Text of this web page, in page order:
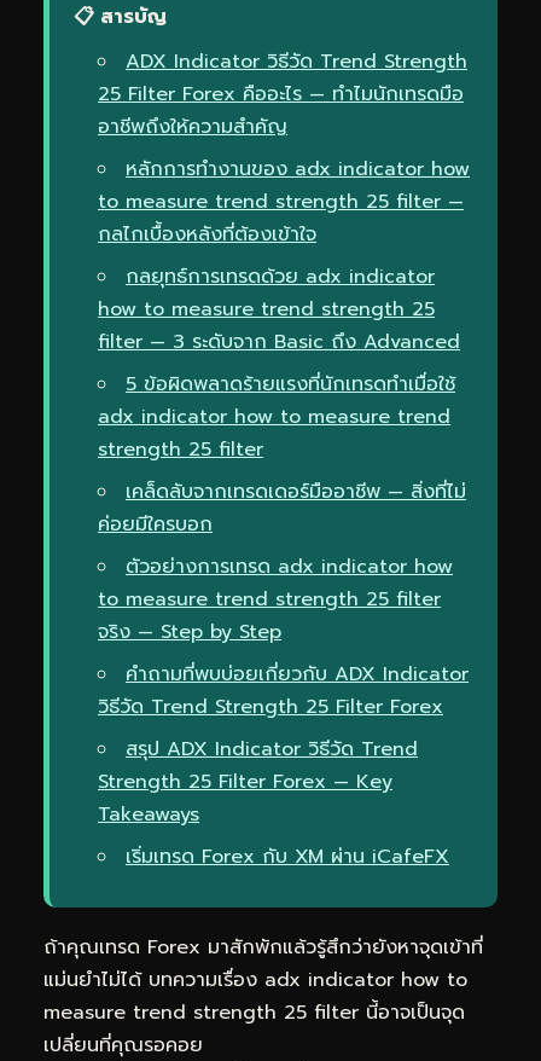
📋 สารบัญ
ADX Indicator วิธีวัด Trend Strength
25 Filter Forex คืออะไร — ทำไมนักเทรดมือ
อาชีพถึงให้ความสำคัญ
หลักการทำงานของ adx indicator how
to measure trend strength 25 filter —
กลไกเบื้องหลังที่ต้องเข้าใจ
กลยุทธ์การเทรดด้วย adx indicator
how to measure trend strength 25
filter — 3 ระดับจาก Basic ถึง Advanced
5 ข้อผิดพลาดร้ายแรงที่นักเทรดทำเมื่อใช้
adx indicator how to measure trend
strength 25 filter
เคล็ดลับจากเทรดเดอร์มืออาชีพ — สิ่งที่ไม่
ค่อยมีใครบอก
ตัวอย่างการเทรด adx indicator how
to measure trend strength 25 filter
จริง — Step by Step
คำถามที่พบบ่อยเกี่ยวกับ ADX Indicator
วิธีวัด Trend Strength 25 Filter Forex
สรุป ADX Indicator วิธีวัด Trend
Strength 25 Filter Forex — Key
Takeaways
เริ่มเทรด Forex กับ XM ผ่าน iCafeFX
ถ้าคุณเทรด Forex มาสักพักแล้วรู้สึกว่ายังหาจุดเข้าที่
แม่นยำไม่ได้ บทความเรื่อง adx indicator how to
measure trend strength 25 filter นี้อาจเป็นจุด
เปลี่ยนที่คุณรอคอย